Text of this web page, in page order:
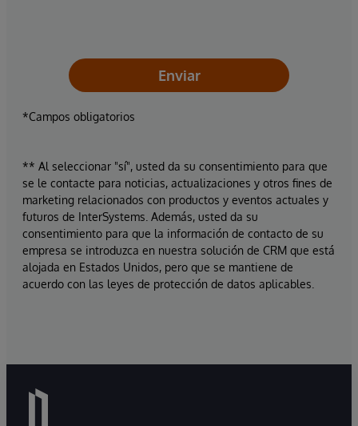
Enviar
*Campos obligatorios
** Al seleccionar "sí", usted da su consentimiento para que
se le contacte para noticias, actualizaciones y otros fines de
marketing relacionados con productos y eventos actuales y
futuros de InterSystems. Además, usted da su
consentimiento para que la información de contacto de su
empresa se introduzca en nuestra solución de CRM que está
alojada en Estados Unidos, pero que se mantiene de
acuerdo con las leyes de protección de datos aplicables.